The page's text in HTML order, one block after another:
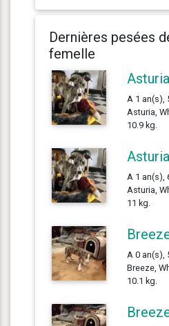
Dernières pesées
femelle
Asturia
A 1 an(s),
Asturia,
10.9 kg.
Asturia
A 1 an(s),
Asturia,
11 kg.
A 0 an(s),
Breeze,
10.1 kg.